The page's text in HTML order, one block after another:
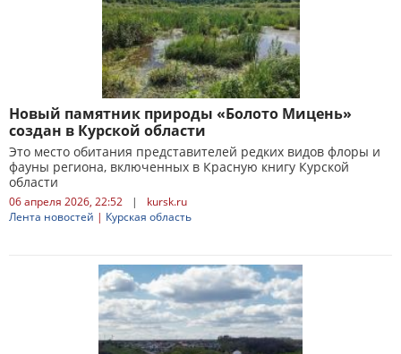
Новый памятник природы «Болото Мицень»
создан в Курской области
Это место обитания представителей редких видов флоры и
фауны региона, включенных в Красную книгу Курской
области
06 апреля 2026, 22:52 |
kursk.ru
Лента новостей | Курская область